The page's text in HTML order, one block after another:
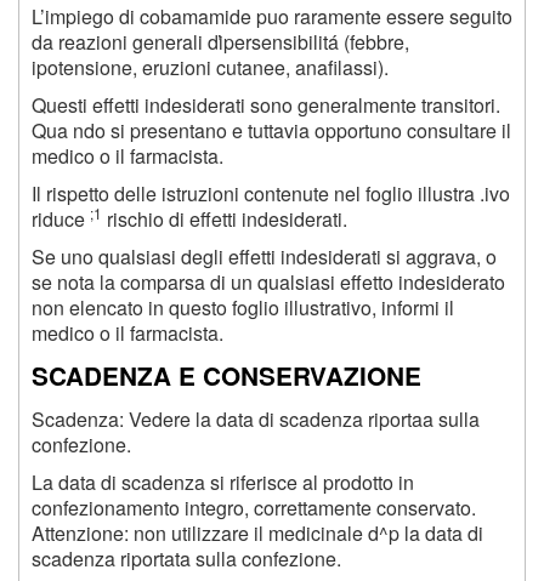
L’impiego di cobamamide puo raramente essere seguito
da reazioni generali ďipersensibilitá (febbre,
ipotensione, eruzioni cutanee, anafilassi).
Questi effetti indesiderati sono generalmente transitori.
Qua ndo si presentano e tuttavia opportuno consultare il
medico o il farmacista.
Il rispetto delle istruzioni contenute nel foglio illustra .ivo
riduce ;1 rischio di effetti indesiderati.
Se uno qualsiasi degli effetti indesiderati si aggrava, o
se nota la comparsa di un qualsiasi effetto indesiderato
non elencato in questo foglio illustrativo, informi il
medico o il farmacista.
SCADENZA E CONSERVAZIONE
Scadenza: Vedere la data di scadenza riportaa sulla
confezione.
La data di scadenza si riferisce al prodotto in
confezionamento integro, correttamente conservato.
Attenzione: non utilizzare il medicinale d^p la data di
scadenza riportata sulla confezione.